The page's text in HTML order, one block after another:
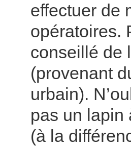
effectuer de
opératoires.
conseillé de
(provenant
urbain).
pas un lapin
(à la